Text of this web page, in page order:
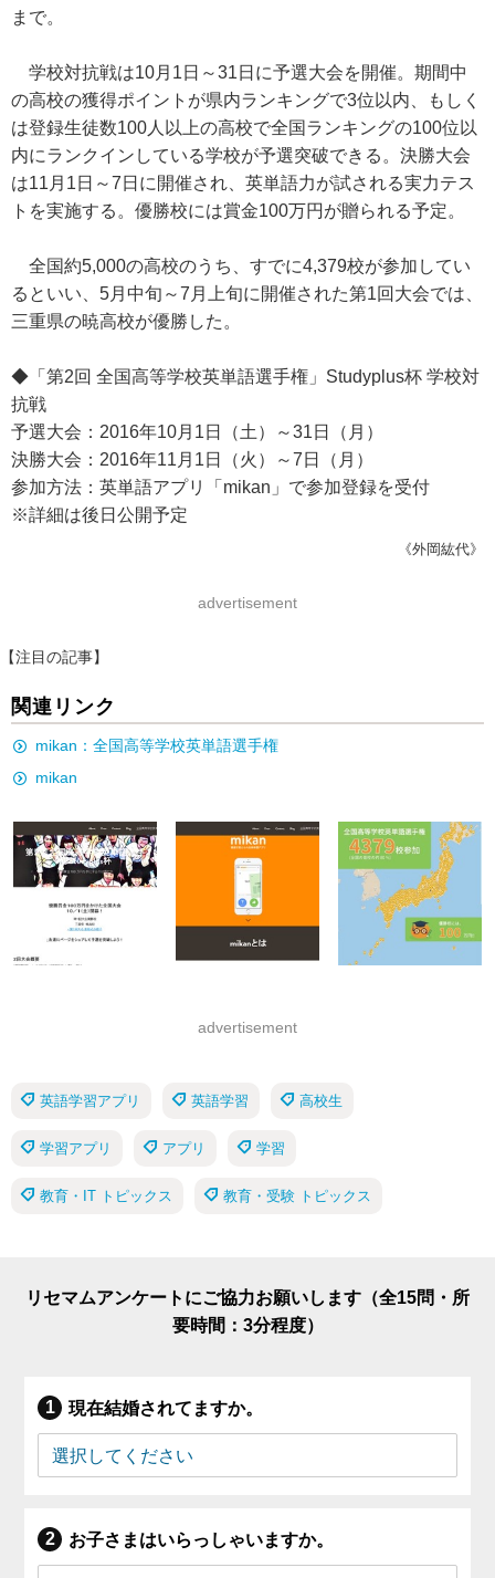
まで。
学校対抗戦は10月1日～31日に予選大会を開催。期間中
の高校の獲得ポイントが県内ランキングで3位以内、もしく
は登録生徒数100人以上の高校で全国ランキングの100位以
内にランクインしている学校が予選突破できる。決勝大会
は11月1日～7日に開催され、英単語力が試される実力テス
トを実施する。優勝校には賞金100万円が贈られる予定。
全国約5,000の高校のうち、すでに4,379校が参加してい
るといい、5月中旬～7月上旬に開催された第1回大会では、
三重県の暁高校が優勝した。
◆「第2回 全国高等学校英単語選手権」Studyplus杯 学校対
抗戦
予選大会：2016年10月1日（土）～31日（月）
決勝大会：2016年11月1日（火）～7日（月）
参加方法：英単語アプリ「mikan」で参加登録を受付
※詳細は後日公開予定
《外岡紘代》
advertisement
【注目の記事】
関連リンク
mikan：全国高等学校英単語選手権
mikan
advertisement
英語学習アプリ 英語学習 高校生
学習アプリ アプリ 学習
教育・IT トピックス 教育・受験 トピックス
リセマムアンケートにご協力お願いします（全15問・所
要時間：3分程度）
現在結婚されてますか。
お子さまはいらっしゃいますか。